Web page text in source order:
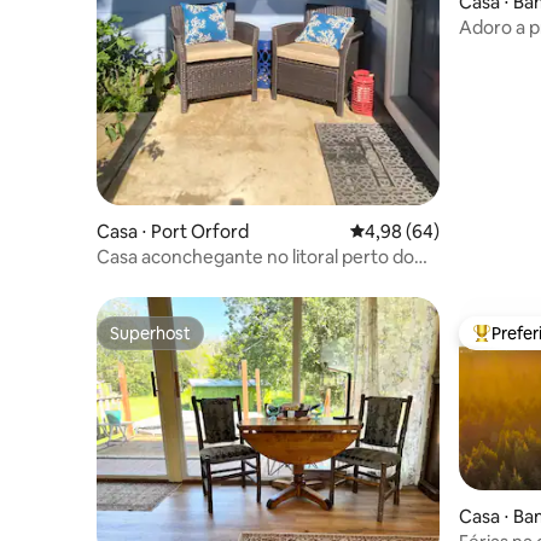
Casa ⋅ Port Orford 4,98 de uma avaliação
4,98 (64)
Casa aconchegante no litoral perto do
Adoro a
Superhost
Superhost Entre
Casa ⋅